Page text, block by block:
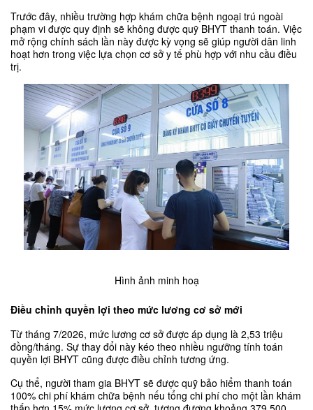
Trước đây, nhiều trường hợp khám chữa bệnh ngoại trú ngoài
phạm vi được quy định sẽ không được quỹ BHYT thanh toán. Việc
mở rộng chính sách lần này được kỳ vọng sẽ giúp người dân linh
hoạt hơn trong việc lựa chọn cơ sở y tế phù hợp với nhu cầu điều
trị.
Hình ảnh minh hoạ
Điều chỉnh quyền lợi theo mức lương cơ sở mới
Từ tháng 7/2026, mức lương cơ sở được áp dụng là 2,53 triệu
đồng/tháng. Sự thay đổi này kéo theo nhiều ngưỡng tính toán
quyền lợi BHYT cũng được điều chỉnh tương ứng.
Cụ thể, người tham gia BHYT sẽ được quỹ bảo hiểm thanh toán
100% chi phí khám chữa bệnh nếu tổng chi phí cho một lần khám